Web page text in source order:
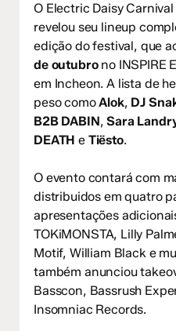
O Electric Daisy
revelou seu lineup
edição do festival, que
de outubrono INSPIRE
em Incheon. A lista de
peso comoAlok, DJ
B2B DABIN,Sara
DEATH e Tiësto.
O evento contará com
distribuidos em quatro
apresentações
TOKiMONSTA, Lilly
Motif, William Black e
também anunciou
Basscon, Bassrush
Insomniac Records.